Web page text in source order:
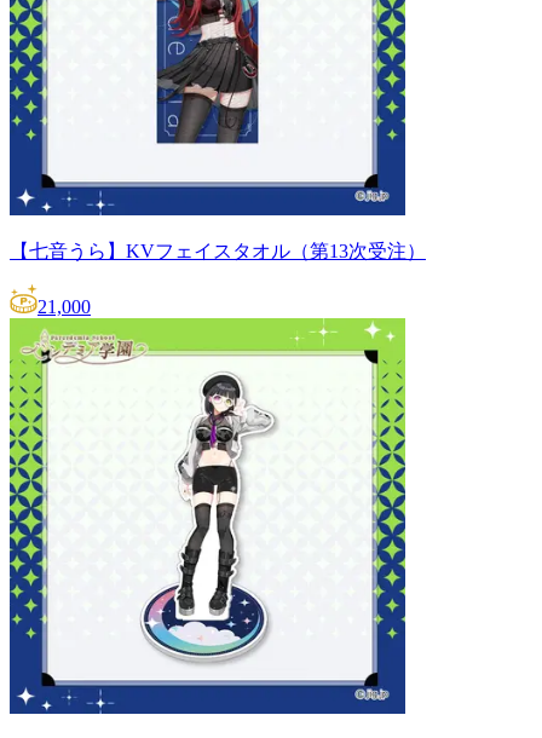
【七音うら】KVフェイスタオル（第13次受注）
21,000